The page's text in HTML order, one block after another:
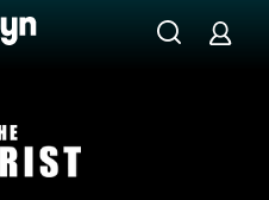
Precious Memorie